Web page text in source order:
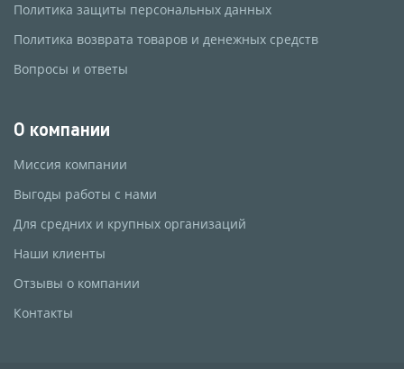
Политика защиты персональных данных
Политика возврата товаров и денежных средств
Вопросы и ответы
О компании
Миссия компании
Выгоды работы с нами
Для средних и крупных организаций
Наши клиенты
Отзывы о компании
Контакты